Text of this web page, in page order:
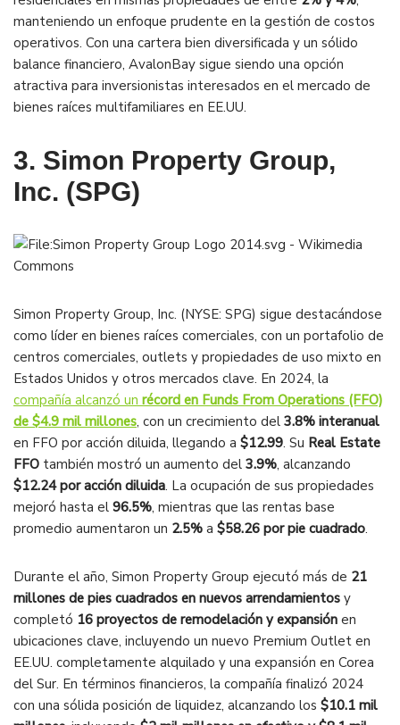
manteniendo un enfoque prudente en la gestión de costos
operativos. Con una cartera bien diversificada y un sólido
balance financiero, AvalonBay sigue siendo una opción
atractiva para inversionistas interesados en el mercado de
bienes raíces multifamiliares en EE.UU.
3. Simon Property Group,
Inc. (SPG)
Simon Property Group, Inc. (NYSE: SPG) sigue destacándose
como líder en bienes raíces comerciales, con un portafolio de
centros comerciales, outlets y propiedades de uso mixto en
Estados Unidos y otros mercados clave. En 2024, la
compañía alcanzó un récord en Funds From Operations (FFO)
de $4.9 mil millones, con un crecimiento del 3.8% interanual
en FFO por acción diluida, llegando a $12.99. Su Real Estate
FFO también mostró un aumento del 3.9%, alcanzando
$12.24 por acción diluida. La ocupación de sus propiedades
mejoró hasta el 96.5%, mientras que las rentas base
promedio aumentaron un 2.5% a $58.26 por pie cuadrado.
Durante el año, Simon Property Group ejecutó más de 21
millones de pies cuadrados en nuevos arrendamientos y
completó 16 proyectos de remodelación y expansión en
ubicaciones clave, incluyendo un nuevo Premium Outlet en
EE.UU. completamente alquilado y una expansión en Corea
del Sur. En términos financieros, la compañía finalizó 2024
con una sólida posición de liquidez, alcanzando los $10.1 mil